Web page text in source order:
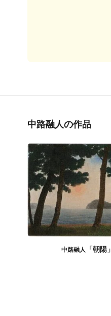
中路融人の作品
中路融人 「朝陽」